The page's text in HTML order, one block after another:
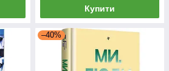
Купити
–40%